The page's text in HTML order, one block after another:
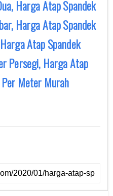
Harga Atap Spandek
Harga Atap Spandek
Atap Spandek
Persegi, Harga Atap
Per Meter Murah